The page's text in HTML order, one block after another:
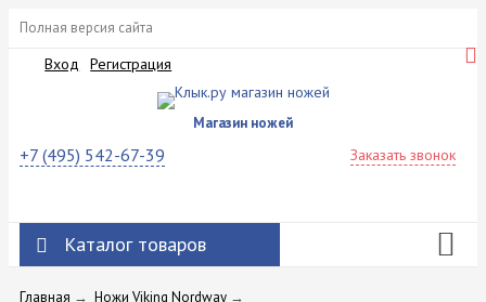
Полная версия сайта
Вход Регистрация
Магазин ножей
+7 (495) 542-67-39 Заказать звонок
Каталог товаров
Главная → Ножи Viking Nordway →